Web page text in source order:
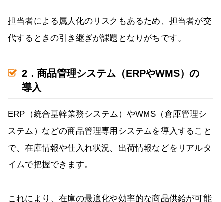
担当者による属人化のリスクもあるため、担当者が交
代するときの引き継ぎが課題となりがちです。
2．商品管理システム（ERPやWMS）の
導入
ERP（統合基幹業務システム）やWMS（倉庫管理シ
ステム）などの商品管理専用システムを導入すること
で、在庫情報や仕入れ状況、出荷情報などをリアルタ
イムで把握できます。
これにより、在庫の最適化や効率的な商品供給が可能